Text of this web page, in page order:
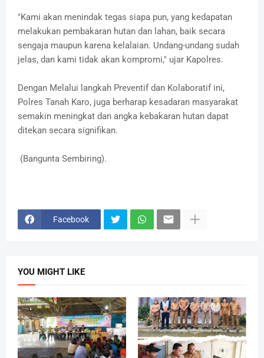
"Kami akan menindak tegas siapa pun, yang kedapatan
melakukan pembakaran hutan dan lahan, baik secara
sengaja maupun karena kelalaian. Undang-undang sudah
jelas, dan kami tidak akan kompromi," ujar Kapolres.
Dengan Melalui langkah Preventif dan Kolaboratif ini,
Polres Tanah Karo, juga berharap kesadaran masyarakat
semakin meningkat dan angka kebakaran hutan dapat
ditekan secara signifikan.
(Bangunta Sembiring).
Facebook
YOU MIGHT LIKE